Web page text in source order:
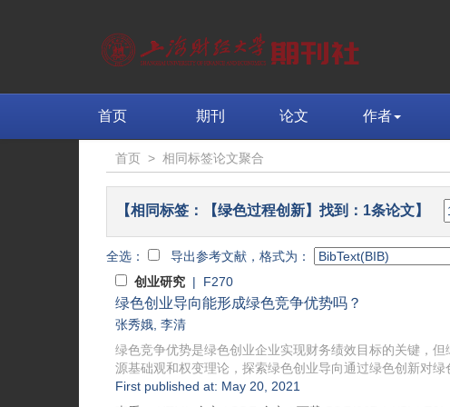
首页 期刊 论文 作者
首页 > 相同标签论文聚合
【相同标签：【绿色过程创新】找到：1条论文】
全选：
导出参考文献，格式为：
创业研究 | F270
绿色创业导向能形成绿色竞争优势吗？
张秀娥 李清
绿色竞争优势是绿色创业企业实现财务绩效目标的关键，
源基础观和权变理论，探索绿色创业导向通过绿色创新对绿
First published at: May 20, 2021